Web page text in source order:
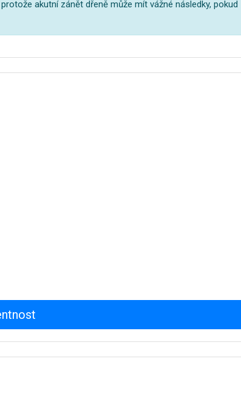
akutní zánět dřeně může mít vážné následky, pokud